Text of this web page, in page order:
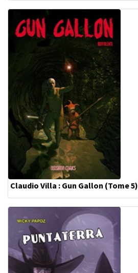
Claudio Villa : Gun Gallon (Tome 5)